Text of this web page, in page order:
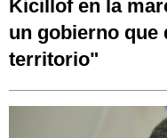
Kicillof en la
un gobierno que
territorio"